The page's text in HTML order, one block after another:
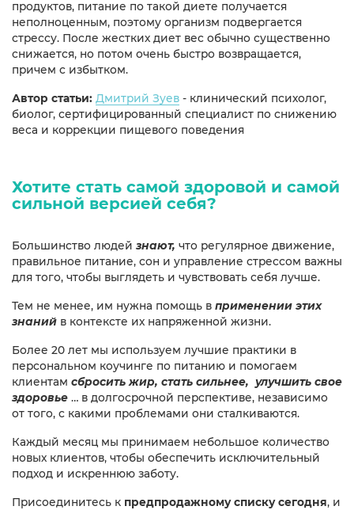
продуктов, питание по такой диете получается
неполноценным, поэтому организм подвергается
стрессу. После жестких диет вес обычно существенно
снижается, но потом очень быстро возвращается,
причем с избытком.
Автор статьи: Дмитрий Зуев - клинический психолог,
биолог, сертифицированный специалист по снижению
веса и коррекции пищевого поведения
Хотите стать самой здоровой и самой
сильной версией себя?
Большинство людей знают, что регулярное движение,
правильное питание, сон и управление стрессом важны
для того, чтобы выглядеть и чувствовать себя лучше.
Тем не менее, им нужна помощь в применении этих
знаний в контексте их напряженной жизни.
Более 20 лет мы используем лучшие практики в
персональном коучинге по питанию и помогаем
клиентам сбросить жир, стать сильнее, улучшить свое
здоровье … в долгосрочной перспективе, независимо
от того, с какими проблемами они сталкиваются.
Каждый месяц мы принимаем небольшое количество
новых клиентов, чтобы обеспечить исключительный
подход и искреннюю заботу.
Присоединитесь к предпродажному списку сегодня, и